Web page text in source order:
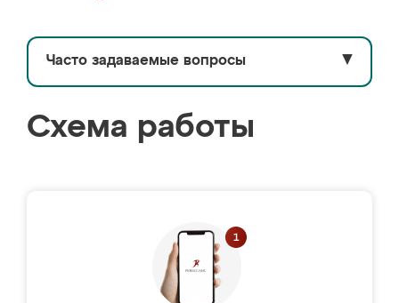
Часто задаваемые вопросы ▼
Схема работы